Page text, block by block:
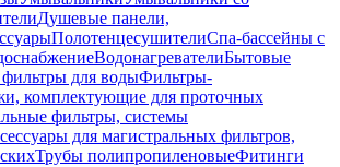
Душевые панели,
ПолотенцесушителиСпа-бассейны с
ВодонагревателиБытовые
для водыФильтры-
комплектующие для проточных
фильтры, системы
для магистральных фильтров,
Трубы полипропиленовыеФитинги